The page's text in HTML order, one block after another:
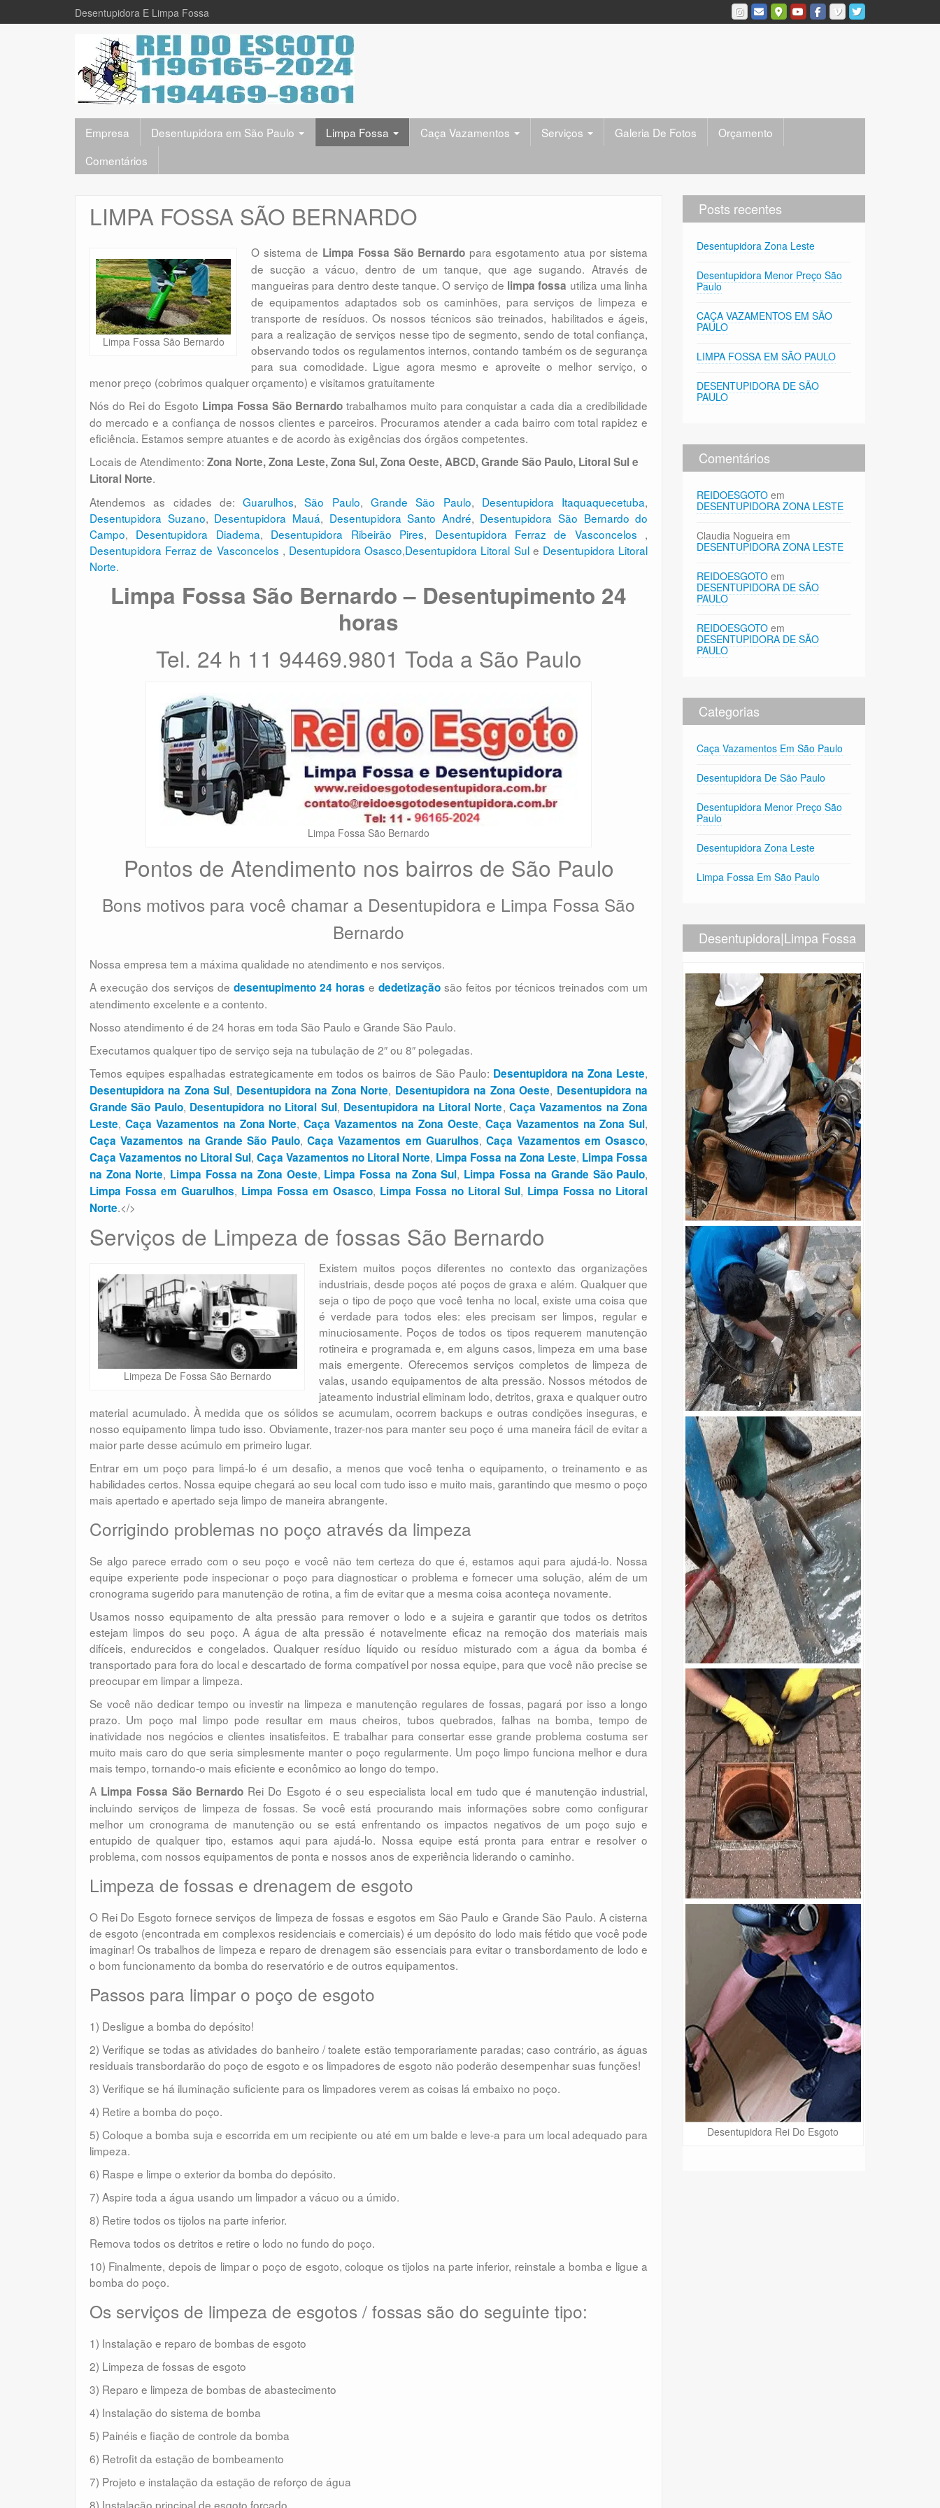
Desentupidora E Limpa Fossa
Empresa Desentupidora em São Paulo Limpa Fossa Caça Vazamentos Serviços Galeria De Fotos
Orçamento
Comentários
LIMPA FOSSA SÃO BERNARDO
Limpa Fossa São Bernardo
O sistema de Limpa Fossa São Bernardopara esgotamento atua por sistema
de sucção a vácuo, dentro de um tanque, que age sugando. Através de
mangueiras para dentro deste tanque. O serviço de limpa fossa utiliza uma linha
de equipamentos adaptados sob os caminhões, para serviços de limpeza e
transporte de resíduos. Os nossos técnicos são treinados, habilitados e ágeis,
para a realização de serviços nesse tipo de segmento, sendo de total confiança,
observando todos os regulamentos internos, contando também os de segurança
para sua comodidade. Ligue agora mesmo e aproveite o melhor serviço, o
menor preço (cobrimos qualquer orçamento) e visitamos gratuitamente
Nós do Rei do Esgoto Limpa Fossa São Bernardotrabalhamos muito para conquistar a cada dia a credibilidade
do mercado e a confiança de nossos clientes e parceiros. Procuramos atender a cada bairro com total rapidez e
eficiência. Estamos sempre atuantes e de acordo às exigências dos órgãos competentes.
Locais de Atendimento: Zona Norte, Zona Leste, Zona Sul, Zona Oeste, ABCD, Grande São Paulo, Litoral Sul e
Litoral Norte.
Atendemos as cidades de:Guarulhos,São Paulo,Grande São Paulo, Desentupidora Itaquaquecetuba,
Desentupidora Suzano, Desentupidora Mauá, Desentupidora Santo André, Desentupidora São Bernardo do
Campo, Desentupidora Diadema, Desentupidora Ribeirão Pires, Desentupidora Ferraz de Vasconcelos ,
Desentupidora Ferraz de Vasconcelos , Desentupidora Osasco,Desentupidora Litoral Sule Desentupidora Litoral
Norte.
Limpa Fossa São Bernardo – Desentupimento 24
horas
Tel. 24 h 11 94469.9801 Toda a São Paulo
Limpa Fossa São Bernardo
Pontos de Atendimento nos bairros de São Paulo
Bons motivos para você chamar a Desentupidora e Limpa Fossa São
Bernardo
Nossa empresa tem a máxima qualidade no atendimento e nos serviços.
A execução dos serviços dedesentupimento 24 horas ededetização são feitos por técnicos treinados com um
atendimento excelente e a contento.
Nosso atendimento é de 24 horas em toda São Paulo e Grande São Paulo.
Executamos qualquer tipo de serviço seja na tubulação de 2″ ou 8″ polegadas.
Temos equipes espalhadas estrategicamente em todos os bairros de São Paulo: Desentupidora na Zona Leste,
Desentupidora na Zona Sul, Desentupidora na Zona Norte, Desentupidora na Zona Oeste, Desentupidora na
Grande São Paulo, Desentupidora no Litoral Sul, Desentupidora na Litoral Norte, Caça Vazamentos na Zona
Leste, Caça Vazamentos na Zona Norte,Caça Vazamentos na Zona Oeste, Caça Vazamentos na Zona Sul,
Caça Vazamentos na Grande São Paulo, Caça Vazamentos em Guarulhos,Caça Vazamentos em Osasco,
Caça Vazamentos no Litoral Sul,Caça Vazamentos no Litoral Norte, Limpa Fossa na Zona Leste, Limpa Fossa
na Zona Norte, Limpa Fossa na Zona Oeste, Limpa Fossa na Zona Sul, Limpa Fossa na Grande São Paulo,
Limpa Fossa em Guarulhos, Limpa Fossa em Osasco, Limpa Fossa no Litoral Sul, Limpa Fossa no Litoral
Norte.</>
Serviços de Limpeza de fossas São Bernardo
Limpeza De Fossa São Bernardo
Existem muitos poços diferentes no contexto das organizações
industriais, desde poços até poços de graxa e além. Qualquer que
seja o tipo de poço que você tenha no local, existe uma coisa que
é verdade para todos eles: eles precisam ser limpos, regular e
minuciosamente. Poços de todos os tipos requerem manutenção
rotineira e programada e, em alguns casos, limpeza em uma base
mais emergente. Oferecemos serviços completos de limpeza de
valas, usando equipamentos de alta pressão. Nossos métodos de
jateamento industrial eliminam lodo, detritos, graxa e qualquer outro
material acumulado. À medida que os sólidos se acumulam, ocorrem backups e outras condições inseguras, e
nosso equipamento limpa tudo isso. Obviamente, trazer-nos para manter seu poço é uma maneira fácil de evitar a
maior parte desse acúmulo em primeiro lugar.
Entrar em um poço para limpá-lo é um desafio, a menos que você tenha o equipamento, o treinamento e as
habilidades certos. Nossa equipe chegará ao seu local com tudo isso e muito mais, garantindo que mesmo o poço
mais apertado e apertado seja limpo de maneira abrangente.
Corrigindo problemas no poço através da limpeza
Se algo parece errado com o seu poço e você não tem certeza do que é, estamos aqui para ajudá-lo. Nossa
equipe experiente pode inspecionar o poço para diagnosticar o problema e fornecer uma solução, além de um
cronograma sugerido para manutenção de rotina, a fim de evitar que a mesma coisa aconteça novamente.
Usamos nosso equipamento de alta pressão para remover o lodo e a sujeira e garantir que todos os detritos
estejam limpos do seu poço. A água de alta pressão é notavelmente eficaz na remoção dos materiais mais
difíceis, endurecidos e congelados. Qualquer resíduo líquido ou resíduo misturado com a água da bomba é
transportado para fora do local e descartado de forma compatível por nossa equipe, para que você não precise se
preocupar em limpar a limpeza.
Se você não dedicar tempo ou investir na limpeza e manutenção regulares de fossas, pagará por isso a longo
prazo. Um poço mal limpo pode resultar em maus cheiros, tubos quebrados, falhas na bomba, tempo de
inatividade nos negócios e clientes insatisfeitos. E trabalhar para consertar esse grande problema costuma ser
muito mais caro do que seria simplesmente manter o poço regularmente. Um poço limpo funciona melhor e dura
mais tempo, tornando-o mais eficiente e econômico ao longo do tempo.
A Limpa Fossa São Bernardo Rei Do Esgoto é o seu especialista local em tudo que é manutenção industrial,
incluindo serviços de limpeza de fossas. Se você está procurando mais informações sobre como configurar
melhor um cronograma de manutenção ou se está enfrentando os impactos negativos de um poço sujo e
entupido de qualquer tipo, estamos aqui para ajudá-lo. Nossa equipe está pronta para entrar e resolver o
problema, com nossos equipamentos de ponta e nossos anos de experiência liderando o caminho.
Limpeza de fossas e drenagem de esgoto
O Rei Do Esgoto fornece serviços de limpeza de fossas e esgotos em São Paulo e Grande São Paulo. A cisterna
de esgoto (encontrada em complexos residenciais e comerciais) é um depósito do lodo mais fétido que você pode
imaginar! Os trabalhos de limpeza e reparo de drenagem são essenciais para evitar o transbordamento de lodo e
o bom funcionamento da bomba do reservatório e de outros equipamentos.
Passos para limpar o poço de esgoto
1) Desligue a bomba do depósito!
2) Verifique se todas as atividades do banheiro / toalete estão temporariamente paradas; caso contrário, as águas
residuais transbordarão do poço de esgoto e os limpadores de esgoto não poderão desempenhar suas funções!
3) Verifique se há iluminação suficiente para os limpadores verem as coisas lá embaixo no poço.
4) Retire a bomba do poço.
5) Coloque a bomba suja e escorrida em um recipiente ou até em um balde e leve-a para um local adequado para
limpeza.
6) Raspe e limpe o exterior da bomba do depósito.
7) Aspire toda a água usando um limpador a vácuo ou a úmido.
8) Retire todos os tijolos na parte inferior.
Remova todos os detritos e retire o lodo no fundo do poço.
10) Finalmente, depois de limpar o poço de esgoto, coloque os tijolos na parte inferior, reinstale a bomba e ligue a
bomba do poço.
Os serviços de limpeza de esgotos / fossas são do seguinte tipo:
1) Instalação e reparo de bombas de esgoto
2) Limpeza de fossas de esgoto
3) Reparo e limpeza de bombas de abastecimento
4) Instalação do sistema de bomba
5) Painéis e fiação de controle da bomba
6) Retrofit da estação de bombeamento
7) Projeto e instalação da estação de reforço de água
8) Instalação principal de esgoto forçado
Posts recentes
Desentupidora Zona Leste
Desentupidora Menor Preço São
Paulo
CAÇA VAZAMENTOS EM SÃO
PAULO
LIMPA FOSSA EM SÃO PAULO
DESENTUPIDORA DE SÃO
PAULO
Comentários
REIDOESGOTO em
DESENTUPIDORA ZONA LESTE
Claudia Nogueira em
DESENTUPIDORA ZONA LESTE
REIDOESGOTO em
DESENTUPIDORA DE SÃO
PAULO
REIDOESGOTO em
DESENTUPIDORA DE SÃO
PAULO
Categorias
Caça Vazamentos Em São Paulo
Desentupidora De São Paulo
Desentupidora Menor Preço São
Paulo
Desentupidora Zona Leste
Limpa Fossa Em São Paulo
Desentupidora|Limpa Fossa
Desentupidora Rei Do Esgoto